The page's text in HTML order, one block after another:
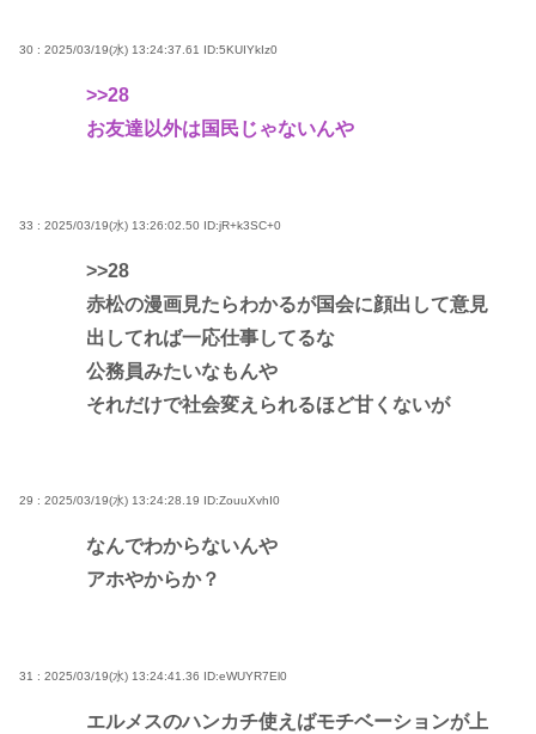
30 : 2025/03/19(水) 13:24:37.61 ID:5KUIYkIz0
>>28
お友達以外は国民じゃないんや
33 : 2025/03/19(水) 13:26:02.50 ID:jR+k3SC+0
>>28
赤松の漫画見たらわかるが国会に顔出して意見
出してれば一応仕事してるな
公務員みたいなもんや
それだけで社会変えられるほど甘くないが
29 : 2025/03/19(水) 13:24:28.19 ID:ZouuXvhI0
なんでわからないんや
アホやからか？
31 : 2025/03/19(水) 13:24:41.36 ID:eWUYR7El0
エルメスのハンカチ使えばモチベーションが上